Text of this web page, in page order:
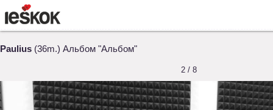
Paulius (36m.) Альбом "Альбом"
2 / 8